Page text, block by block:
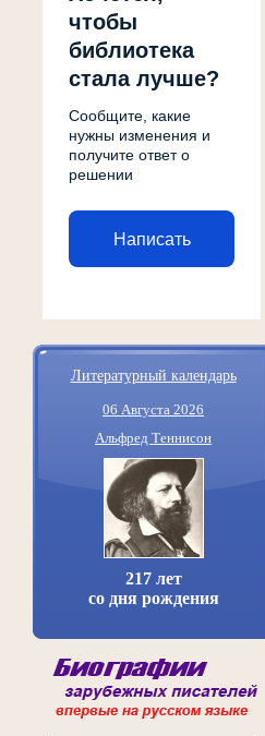
чтобы
библиотека
стала лучше?
Сообщите, какие
нужны изменения и
получите ответ о
решении
Написать
Литературный календарь
06 Августа 2026
Альфред Теннисон
217 лет
со дня рождения